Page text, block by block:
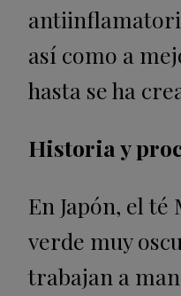
así como a
hasta se ha
Historia y
En Japón, el
verde muy
trabajan a